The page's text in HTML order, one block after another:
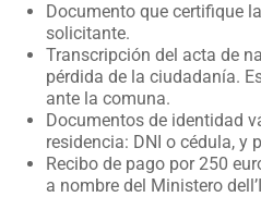
Documento que certifique
solicitante.
Transcripción del acta de
pérdida de la ciudadanía.
ante la comuna.
Documentos de identidad
residencia: DNI o cédula, y
Recibo de pago por 250
a nombre del Ministero